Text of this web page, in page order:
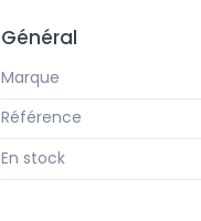
Général
Marque
Référence
En stock